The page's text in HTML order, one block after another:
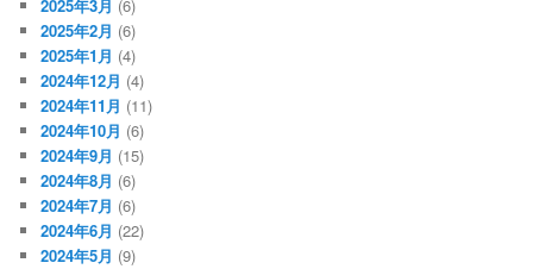
2025年3月 (6)
2025年2月 (6)
2025年1月 (4)
2024年12月 (4)
2024年11月 (11)
2024年10月 (6)
2024年9月 (15)
2024年8月 (6)
2024年7月 (6)
2024年6月 (22)
2024年5月 (9)